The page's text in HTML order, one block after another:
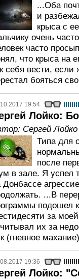
...Оба
и
крыса с
очень
часто
что крыса на
себя вести,
бояться
19:54
Лойко:
Сергей Лойко
Типа для
после
в зале. Я успел
Донбассе
...В
подошел
за
их за
(гневное
19:36
Лойко: